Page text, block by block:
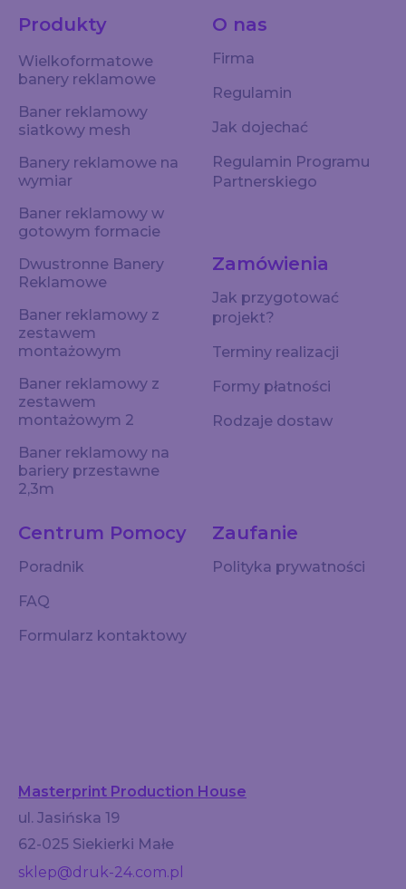
Produkty
Wielkoformatowe
banery reklamowe
Baner reklamowy
siatkowy mesh
Banery reklamowe na
wymiar
Baner reklamowy w
gotowym formacie
Dwustronne Banery
Reklamowe
Baner reklamowy z
zestawem
montażowym
Baner reklamowy z
zestawem
montażowym 2
Baner reklamowy na
bariery przestawne
2,3m
O nas
Firma
Regulamin
Jak dojechać
Regulamin Programu
Partnerskiego
Centrum Pomocy
Poradnik
FAQ
Formularz kontaktowy
Zaufanie
Polityka prywatności
Zamówienia
Jak przygotować
projekt?
Terminy realizacji
Formy płatności
Rodzaje dostaw
Masterprint Production House
ul. Jasińska 19
62-025 Siekierki Małe
sklep@druk-24.com.pl